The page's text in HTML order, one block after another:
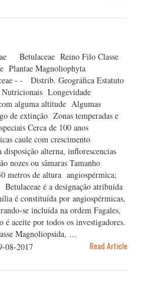
Betulaceae Reino Filo Classe
Plantae Magnoliophyta
- - Distrib. Geográfica Estatuto
Nutricionais Longevidade
alguma altitude Algumas
de extinção Zonas temperadas e
Cerca de 100 anos
caule com crescimento
alterna, inflorescencias
nozes ou sâmaras Tamanho
metros de altura angiospérmica;
é a designação atribuída
é constituída por angiospérmicas,
se incluída na ordem Fagales,
é aceite por todos os investigadores.
Magnoliopsida, …
08-2017 Read Article